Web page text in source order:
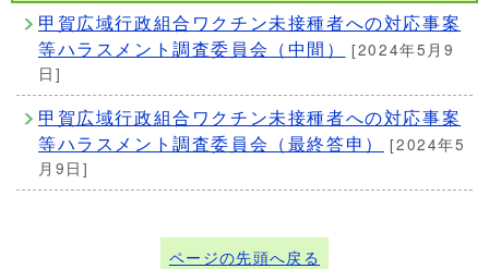
甲賀広域行政組合ワクチン未接種者への対応事案
等ハラスメント調査委員会（中間）
[2024年5月9
日]
甲賀広域行政組合ワクチン未接種者への対応事案
等ハラスメント調査委員会（最終答申）
[2024年5
月9日]
ページの先頭へ戻る